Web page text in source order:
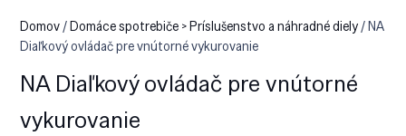
Domov/Domáce spotrebiče > Príslušenstvo a náhradné diely/ NA
Diaľkový ovládač pre vnútorné vykurovanie
NA Diaľkový ovládač pre vnútorné
vykurovanie